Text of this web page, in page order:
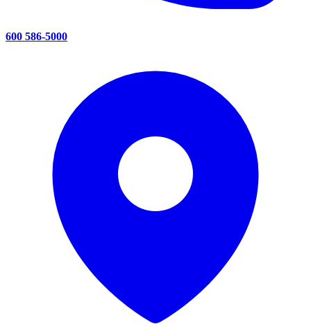
600 586-5000